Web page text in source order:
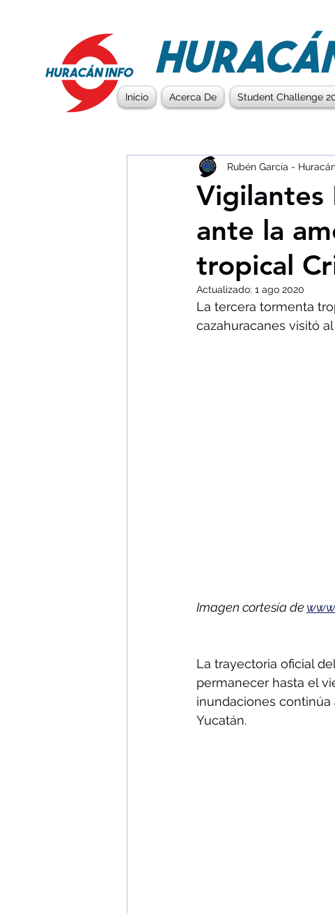
Inicio Acerca De Student Challenge
Vigilantes
ante la
tropical
Rubén García -
Actualizado: 1 ago 2020
La tercera tormenta
cazahuracanes visitó
Imagen cortesía de
La trayectoria oficial
permanecer hasta el
inundaciones continúa
Yucatán.